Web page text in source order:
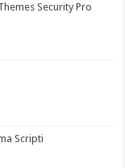
Security Pro
Scripti